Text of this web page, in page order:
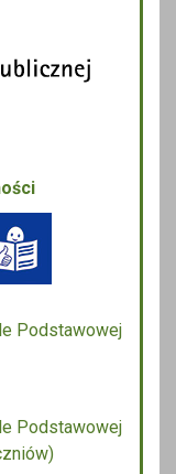
Podstawowej
Podstawowej